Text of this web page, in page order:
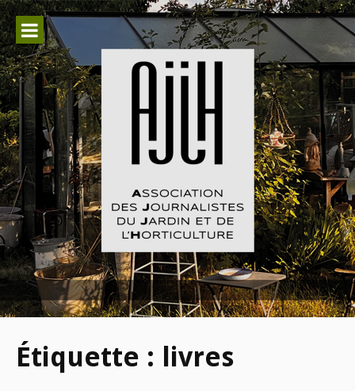
Aller
au
contenu
Association des Journalistes du
Jardin et de l'Horticulture
Étiquette : livres